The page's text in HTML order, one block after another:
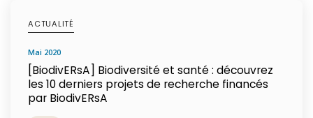
ACTUALITÉ
mai 2020
[BiodivERsA] Biodiversité et santé : découvrez
les 10 derniers projets de recherche financés
par BiodivERsA